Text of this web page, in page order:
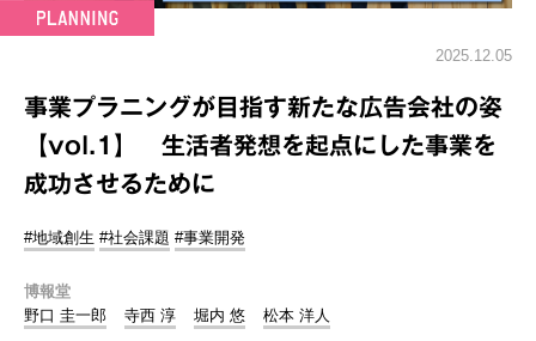
2025.12.05
事業プラニングが目指す新たな広告会社の姿
【vol.1】 生活者発想を起点にした事業を
成功させるために
#地域創生 #社会課題 #事業開発
博報堂
野口 圭一郎
寺西 淳 堀内 悠 松本 洋人